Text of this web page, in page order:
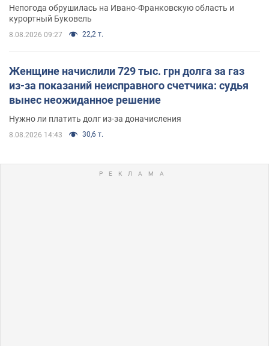
Непогода обрушилась на Ивано-Франковскую область и
курортный Буковель
8.08.2026 09:27 22,2 т.
Женщине начислили 729 тыс. грн долга за газ
из-за показаний неисправного счетчика: судья
вынес неожиданное решение
Нужно ли платить долг из-за доначисления
8.08.2026 14:43 30,6 т.